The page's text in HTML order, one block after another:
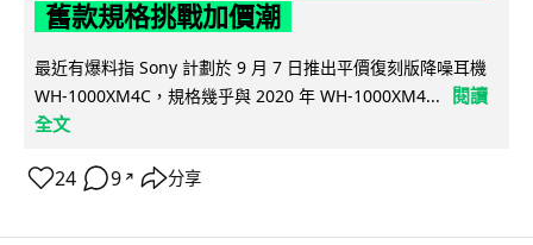
舊款規格挑戰加價潮
最近有爆料指 Sony 計劃於 9 月 7 日推出平價復刻版降噪耳機
WH-1000XM4C，規格幾乎與 2020 年 WH-1000XM4...
閱讀
全文
24 9 ↗ 分享